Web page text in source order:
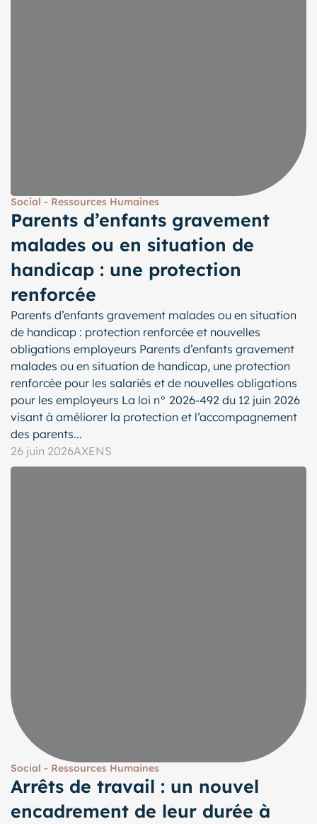
Social - Ressources Humaines
Parents d’enfants gravement
malades ou en situation de
handicap : une protection
renforcée
Parents d’enfants gravement malades ou en situation
de handicap : protection renforcée et nouvelles
obligations employeurs Parents d’enfants gravement
malades ou en situation de handicap, une protection
renforcée pour les salariés et de nouvelles obligations
pour les employeurs La loi n° 2026-492 du 12 juin 2026
visant à améliorer la protection et l’accompagnement
des parents...
26 juin 2026AXENS
Social - Ressources Humaines
Arrêts de travail : un nouvel
encadrement de leur durée à